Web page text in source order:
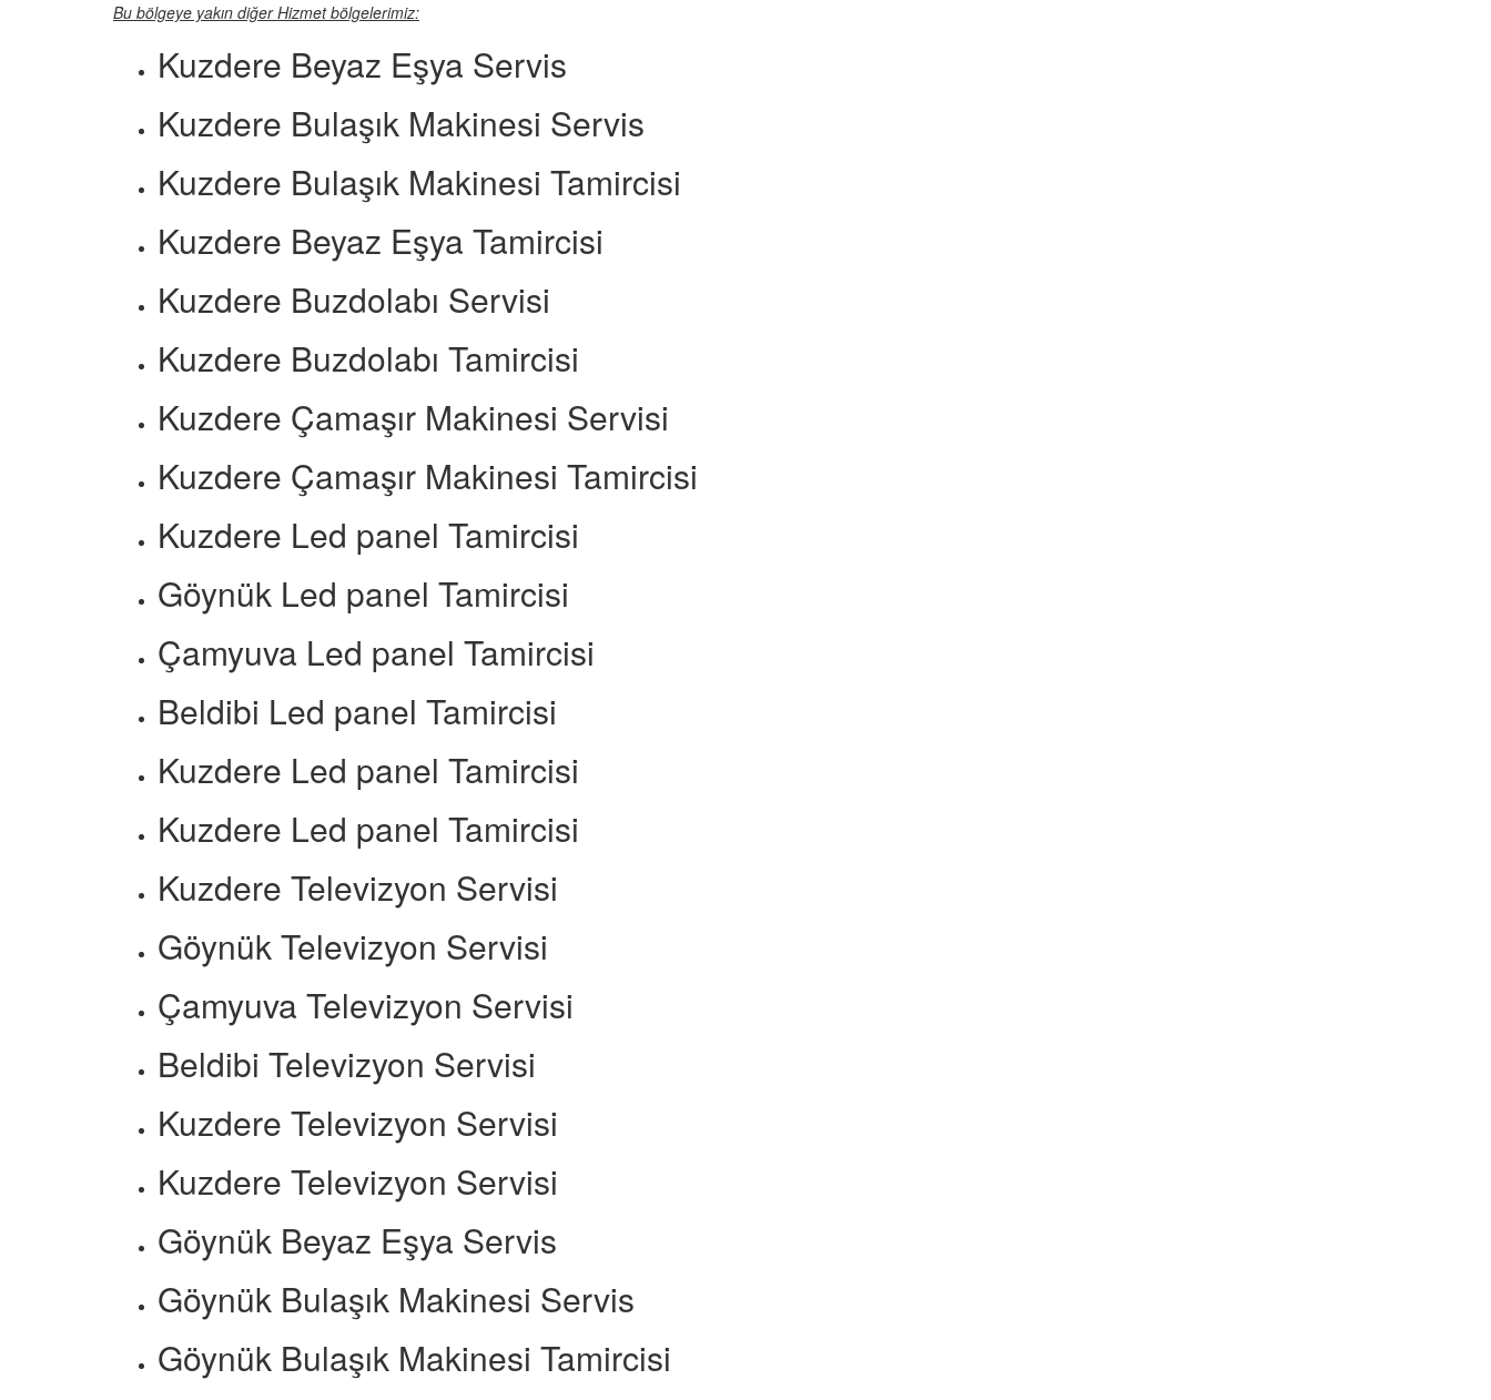
Bu bölgeye yakın diğer Hizmet bölgelerimiz:
Kuzdere Beyaz Eşya Servis
Kuzdere Bulaşık Makinesi Servis
Kuzdere Bulaşık Makinesi Tamircisi
Kuzdere Beyaz Eşya Tamircisi
Kuzdere Buzdolabı Servisi
Kuzdere Buzdolabı Tamircisi
Kuzdere Çamaşır Makinesi Servisi
Kuzdere Çamaşır Makinesi Tamircisi
Kuzdere Led panel Tamircisi
Göynük Led panel Tamircisi
Çamyuva Led panel Tamircisi
Beldibi Led panel Tamircisi
Kuzdere Led panel Tamircisi
Kuzdere Led panel Tamircisi
Kuzdere Televizyon Servisi
Göynük Televizyon Servisi
Çamyuva Televizyon Servisi
Beldibi Televizyon Servisi
Kuzdere Televizyon Servisi
Kuzdere Televizyon Servisi
Göynük Beyaz Eşya Servis
Göynük Bulaşık Makinesi Servis
Göynük Bulaşık Makinesi Tamircisi